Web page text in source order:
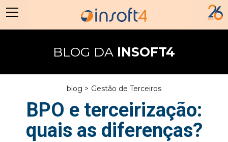
BLOG DAINSOFT4
blog > Gestão de Terceiros
BPO e terceirização:
quais as diferenças?